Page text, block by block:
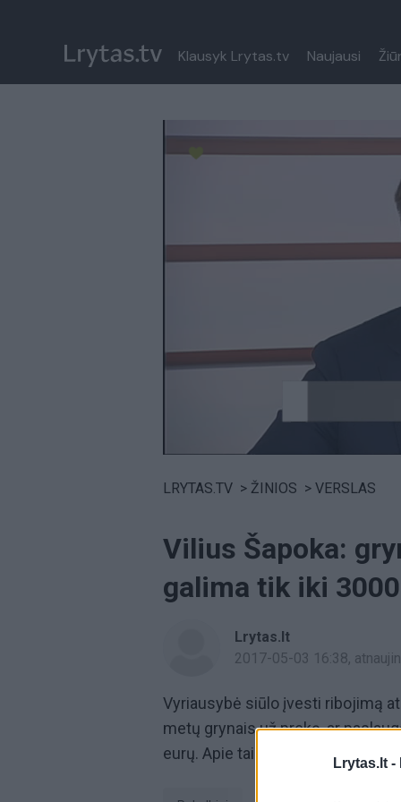
Lrytas.lt -
Klausyk Lrytas.tv Naujausi
Paremkite Ukrainą
LRYTAS.TV > ŽINIOS > VERSLAS
Vilius Šapoka:
galima tik iki
Lrytas.lt
2017-05-03 16:38,
Vyriausybė siūlo įvesti ribojimą
metų grynais už prekę, ar
eurų. Apie tai ir dar daugiau –